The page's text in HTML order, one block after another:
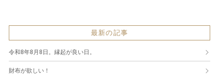
最新の記事
令和8年8月8日。縁起が良い日。
財布が欲しい！